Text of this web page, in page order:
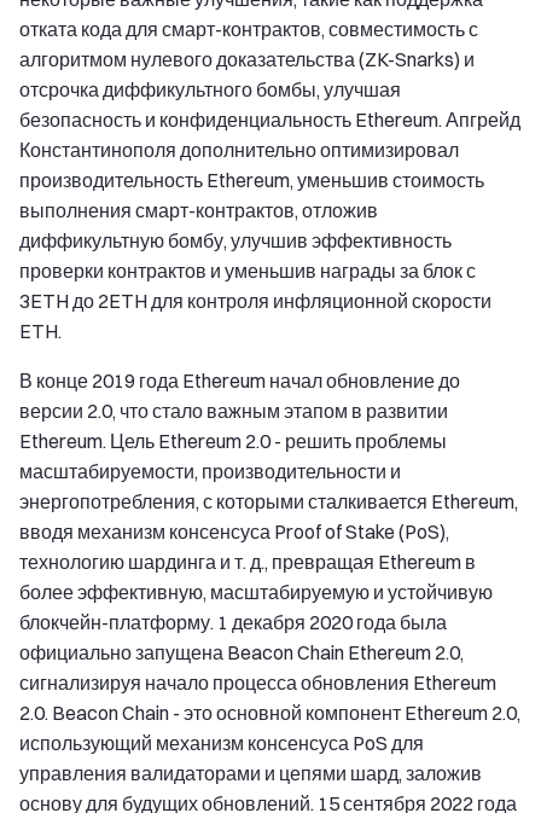
отката кода для смарт-контрактов, совместимость с
алгоритмом нулевого доказательства (ZK-Snarks) и
отсрочка диффикультного бомбы, улучшая
безопасность и конфиденциальность Ethereum. Апгрейд
Константинополя дополнительно оптимизировал
производительность Ethereum, уменьшив стоимость
выполнения смарт-контрактов, отложив
диффикультную бомбу, улучшив эффективность
проверки контрактов и уменьшив награды за блок с
3ETH до 2ETH для контроля инфляционной скорости
ETH.
В конце 2019 года Ethereum начал обновление до
версии 2.0, что стало важным этапом в развитии
Ethereum. Цель Ethereum 2.0 - решить проблемы
масштабируемости, производительности и
энергопотребления, с которыми сталкивается Ethereum,
вводя механизм консенсуса Proof of Stake (PoS),
технологию шардинга и т. д., превращая Ethereum в
более эффективную, масштабируемую и устойчивую
блокчейн-платформу. 1 декабря 2020 года была
официально запущена Beacon Chain Ethereum 2.0,
сигнализируя начало процесса обновления Ethereum
2.0. Beacon Chain - это основной компонент Ethereum 2.0,
использующий механизм консенсуса PoS для
управления валидаторами и цепями шард, заложив
основу для будущих обновлений. 15 сентября 2022 года